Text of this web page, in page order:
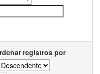
registros por